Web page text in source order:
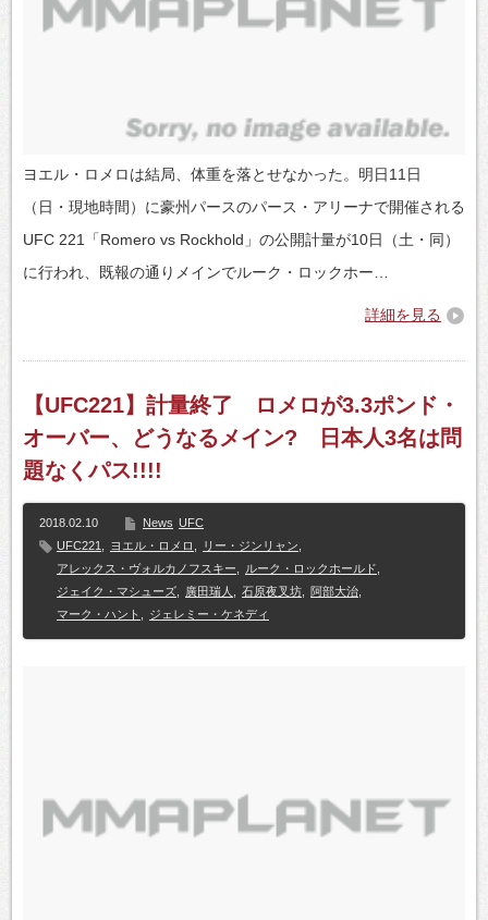
ヨエル・ロメロは結局、体重を落とせなかった。明日11日
（日・現地時間）に豪州パースのパース・アリーナで開催される
UFC 221「Romero vs Rockhold」の公開計量が10日（土・同）
に行われ、既報の通りメインでルーク・ロックホー…
詳細を見る
【UFC221】計量終了 ロメロが3.3ポンド・
オーバー、どうなるメイン? 日本人3名は問
題なくパス!!!!
2018.02.10 News UFC
UFC221
ヨエル・ロメロ リー・ジンリャン
アレックス・ヴォルカノフスキー
ルーク・ロックホールド
ジェイク・マシューズ
廣田瑞人 石原夜叉坊 阿部大治
マーク・ハント
ジェレミー・ケネディ